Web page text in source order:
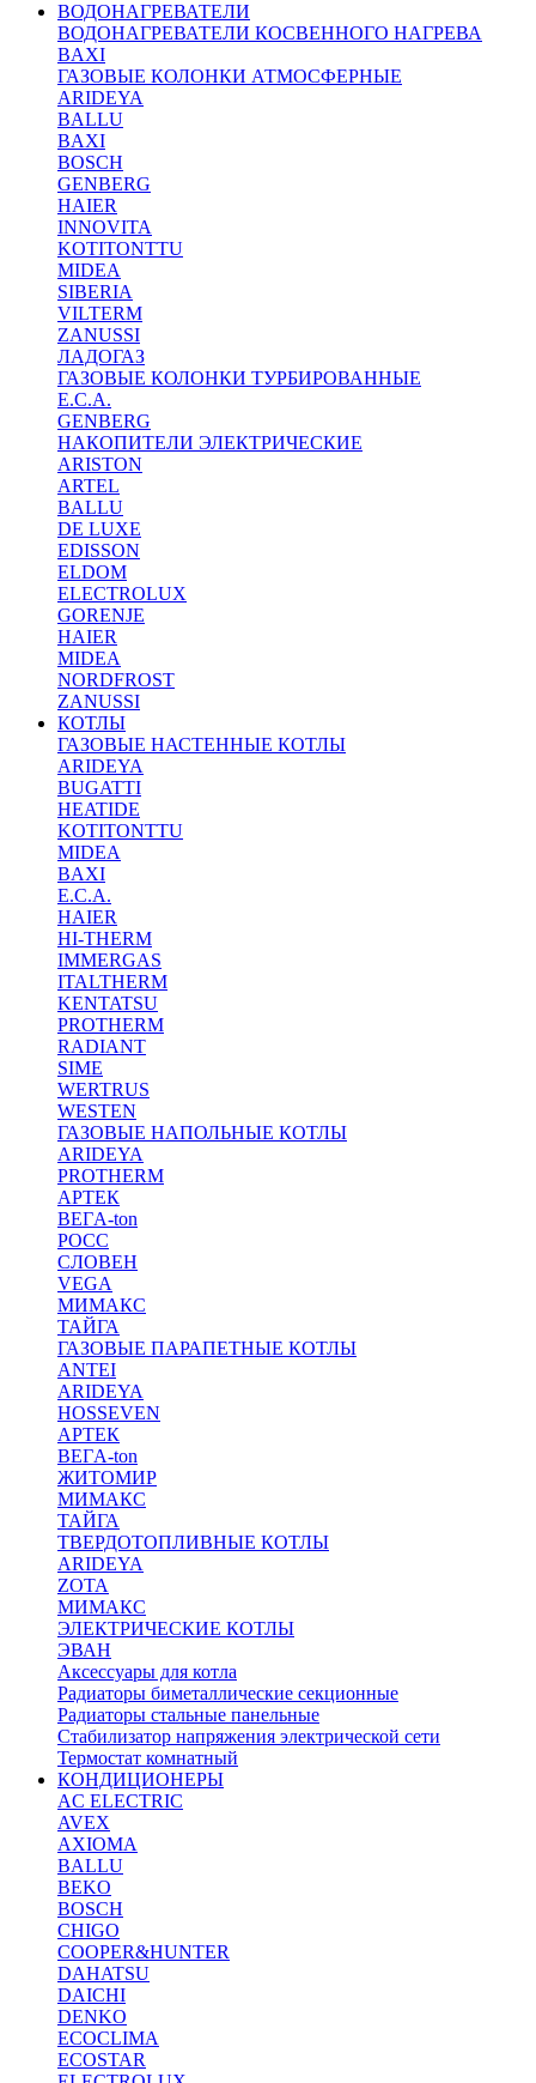
ВОДОНАГРЕВАТЕЛИ
ВОДОНАГРЕВАТЕЛИ КОСВЕННОГО НАГРЕВА
BAXI
ГАЗОВЫЕ КОЛОНКИ АТМОСФЕРНЫЕ
ARIDEYA
BALLU
BAXI
BOSCH
GENBERG
HAIER
INNOVITA
KOTITONTTU
MIDEA
SIBERIA
VILTERM
ZANUSSI
ЛАДОГАЗ
ГАЗОВЫЕ КОЛОНКИ ТУРБИРОВАННЫЕ
E.C.A.
GENBERG
НАКОПИТЕЛИ ЭЛЕКТРИЧЕСКИЕ
ARISTON
ARTEL
BALLU
DE LUXE
EDISSON
ELDOM
ELECTROLUX
GORENJE
HAIER
MIDEA
NORDFROST
ZANUSSI
КОТЛЫ
ГАЗОВЫЕ НАСТЕННЫЕ КОТЛЫ
ARIDEYA
BUGATTI
HEATIDE
KOTITONTTU
MIDEA
BAXI
E.C.A.
HAIER
HI-THERM
IMMERGAS
ITALTHERM
KENTATSU
PROTHERM
RADIANT
SIME
WERTRUS
WESTEN
ГАЗОВЫЕ НАПОЛЬНЫЕ КОТЛЫ
ARIDEYA
PROTHERM
АРТЕК
ВЕГA-ton
РОСС
СЛОВЕН
VEGA
МИМАКС
ТАЙГА
ГАЗОВЫЕ ПАРАПЕТНЫЕ КОТЛЫ
ANTEI
ARIDEYA
HOSSEVEN
АРТЕК
ВЕГA-ton
ЖИТОМИР
МИМАКС
ТАЙГА
ТВЕРДОТОПЛИВНЫЕ КОТЛЫ
ARIDEYA
ZOTA
МИМАКС
ЭЛЕКТРИЧЕСКИЕ КОТЛЫ
ЭВАН
Аксессуары для котла
Радиаторы биметаллические секционные
Радиаторы стальные панельные
Стабилизатор напряжения электрической сети
Термостат комнатный
КОНДИЦИОНЕРЫ
AC ELECTRIC
AVEX
AXIOMA
BALLU
BEKO
BOSCH
CHIGO
COOPER&HUNTER
DAHATSU
DAICHI
DENKO
ECOCLIMA
ECOSTAR